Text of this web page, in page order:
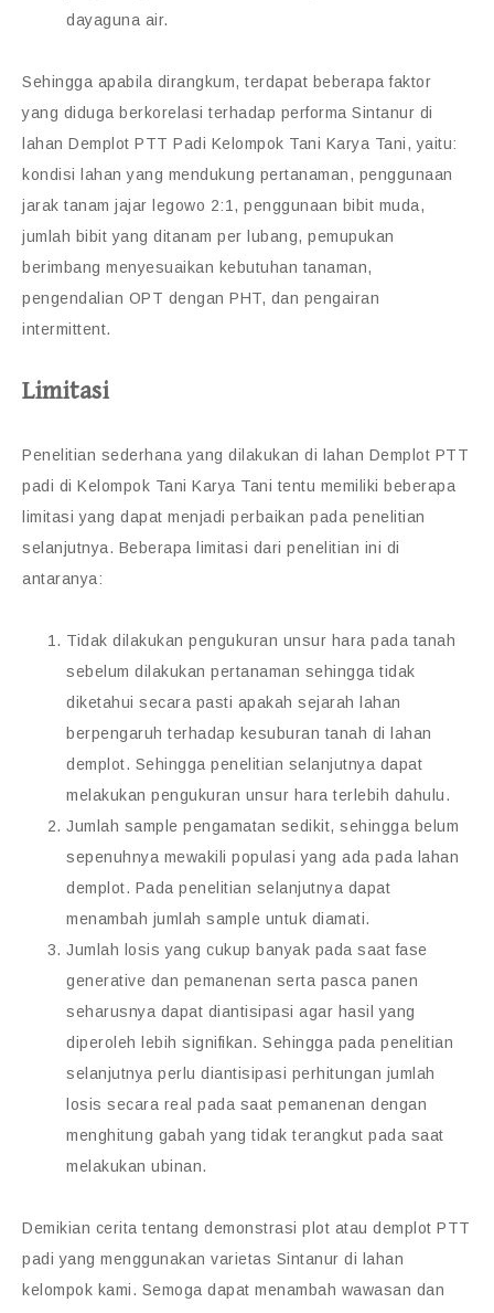
dayaguna air.
Sehingga apabila dirangkum, terdapat beberapa faktor
yang diduga berkorelasi terhadap performa Sintanur di
lahan Demplot PTT Padi Kelompok Tani Karya Tani, yaitu:
kondisi lahan yang mendukung pertanaman, penggunaan
jarak tanam jajar legowo 2:1, penggunaan bibit muda,
jumlah bibit yang ditanam per lubang, pemupukan
berimbang menyesuaikan kebutuhan tanaman,
pengendalian OPT dengan PHT, dan pengairan
intermittent.
Limitasi
Penelitian sederhana yang dilakukan di lahan Demplot PTT
padi di Kelompok Tani Karya Tani tentu memiliki beberapa
limitasi yang dapat menjadi perbaikan pada penelitian
selanjutnya. Beberapa limitasi dari penelitian ini di
antaranya:
Tidak dilakukan pengukuran unsur hara pada tanah
sebelum dilakukan pertanaman sehingga tidak
diketahui secara pasti apakah sejarah lahan
berpengaruh terhadap kesuburan tanah di lahan
demplot. Sehingga penelitian selanjutnya dapat
melakukan pengukuran unsur hara terlebih dahulu.
Jumlah sample pengamatan sedikit, sehingga belum
sepenuhnya mewakili populasi yang ada pada lahan
demplot. Pada penelitian selanjutnya dapat
menambah jumlah sample untuk diamati.
Jumlah losis yang cukup banyak pada saat fase
generative dan pemanenan serta pasca panen
seharusnya dapat diantisipasi agar hasil yang
diperoleh lebih signifikan. Sehingga pada penelitian
selanjutnya perlu diantisipasi perhitungan jumlah
losis secara real pada saat pemanenan dengan
menghitung gabah yang tidak terangkut pada saat
melakukan ubinan.
Demikian cerita tentang demonstrasi plot atau demplot PTT
padi yang menggunakan varietas Sintanur di lahan
kelompok kami. Semoga dapat menambah wawasan dan